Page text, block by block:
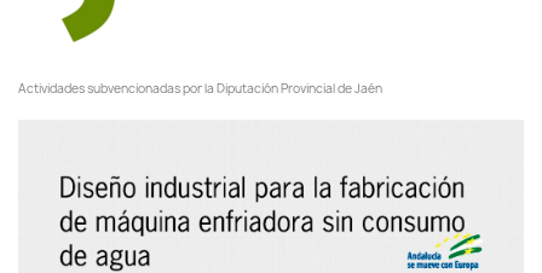
Actividades subvencionadas por la Diputación Provincial de Jaén